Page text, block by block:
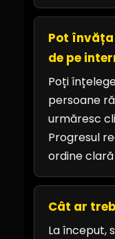
Pot
de pe
Poți
persoane
urmăresc
Progresul
ordine
Cât ar
La început,